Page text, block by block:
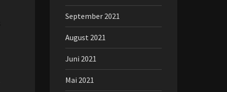
September 2021
August 2021
Juni 2021
Mai 2021